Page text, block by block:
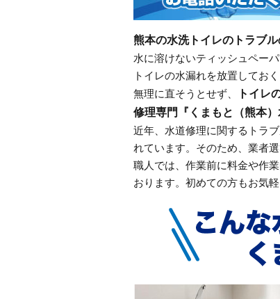
熊本の水洗トイレのトラブル
水に溶けないティッシュペー
トイレの水漏れを放置してお
無理に直そうとせず、
トイレ
修理専門『くまもと（熊本）
近年、水道修理に関するトラ
れています。そのため、業者
職人では、作業前に料金や作
おります。初めての方もお気軽